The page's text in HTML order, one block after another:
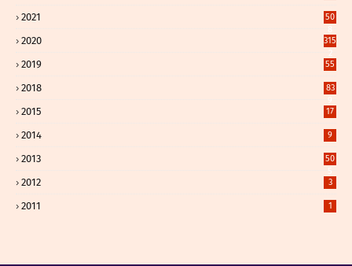
2021
50
8
2020
315
2
2019 55
2018
83
9
2015 17
2014 9
2013
50
5
2012 3
2011 1